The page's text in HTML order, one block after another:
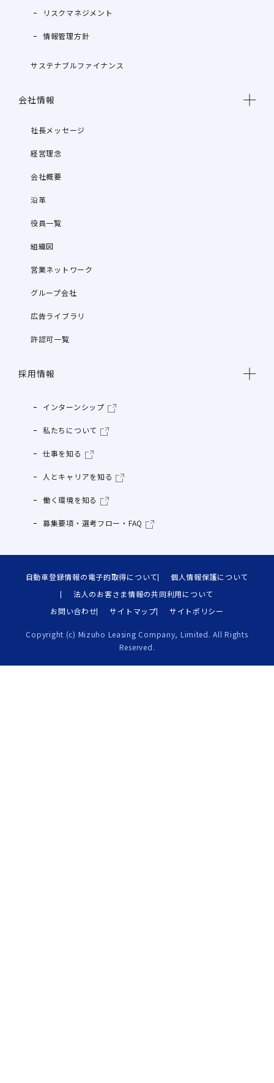
リスクマネジメント
情報管理方針
サステナブルファイナンス
会社情報
社長メッセージ
経営理念
会社概要
沿革
役員一覧
組織図
営業ネットワーク
グループ会社
広告ライブラリ
許認可一覧
採用情報
インターンシップ
私たちについて
仕事を知る
人とキャリアを知る
働く環境を知る
募集要項・選考フロー・FAQ
自動車登録情報の電子的取得について
個人情報保護について
法人のお客さま情報の共同利用について
お問い合わせ
サイトマップ サイトポリシー
Copyright (c) Mizuho Leasing Company, Limited. All Rights
Reserved.